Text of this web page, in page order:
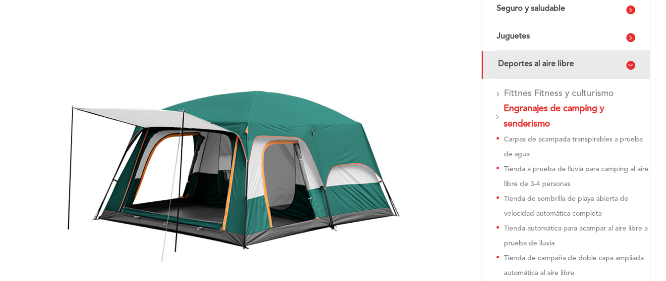
Seguro y saludable
Juguetes
Deportes al aire libre
Fittnes Fitness y culturismo
Engranajes de camping y
senderismo
Carpas de acampada transpirables a prueba
de agua
Tienda a prueba de lluvia para camping al aire
libre de 3-4 personas
Tienda de sombrilla de playa abierta de
velocidad automática completa
Tienda automática para acampar al aire libre a
prueba de lluvia
Tienda de campaña de doble capa ampliada
automática al aire libre